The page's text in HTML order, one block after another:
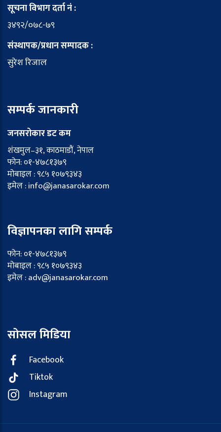
सूचना विभाग दर्ता नं :
३४९२/०७८-७९
संस्थापक/प्रधान सम्पादक :
सुरेश रिजाल
सम्पर्क जानकारी
जनसरोकार डट कम
शंखमुल–३१, काठमाडौं, नेपाल
फोन: ०१-४७८१३७९
मोबाइल : ९८५ १०७९३४३
इमेल : info@janasarokar.com
विज्ञापनका लागि सम्पर्क
फोन: ०१-४७८१३७९
मोबाइल : ९८५ १०७९३४३
इमेल : adv@janasarokar.com
सोसल मिडिया
Facebook
Tiktok
Instagram